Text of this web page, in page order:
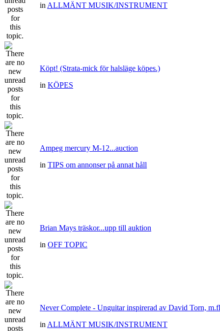
in ALLMÄNT MUSIK/INSTRUMENT
Köpt! (Strata-mick för halsläge köpes.)
in KÖPES
Ampeg mercury M-12...auction
in TIPS om annonser på annat håll
Brian Mays träskor...upp till auktion
in OFF TOPIC
Never Complete - Unguitar inspirerad av David Torn,
in ALLMÄNT MUSIK/INSTRUMENT